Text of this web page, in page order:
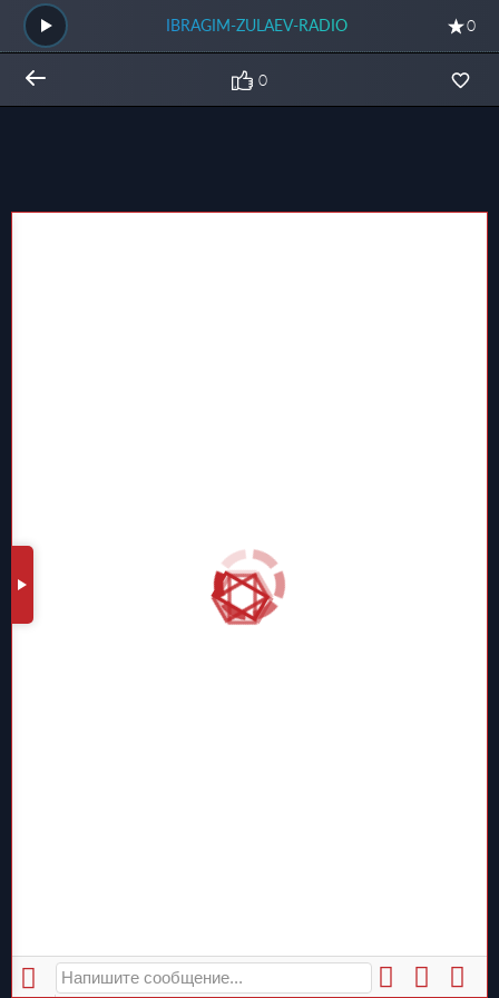
IBRAGIM-ZULAEV-RADIO 0
0